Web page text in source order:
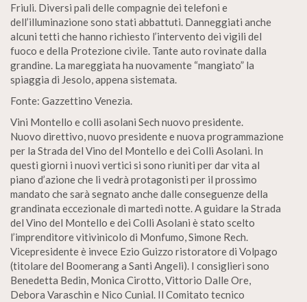
Friuli. Diversi pali delle compagnie dei telefoni e
dell’illuminazione sono stati abbattuti. Danneggiati anche
alcuni tetti che hanno richiesto l’intervento dei vigili del
fuoco e della Protezione civile. Tante auto rovinate dalla
grandine. La mareggiata ha nuovamente “mangiato” la
spiaggia di Jesolo, appena sistemata.
Fonte: Gazzettino Venezia.
Vini Montello e colli asolani Sech nuovo presidente.
Nuovo direttivo, nuovo presidente e nuova programmazione
per la Strada del Vino del Montello e dei Colli Asolani. In
questi giorni i nuovi vertici si sono riuniti per dar vita al
piano d’azione che li vedrà protagonisti per il prossimo
mandato che sarà segnato anche dalle conseguenze della
grandinata eccezionale di martedì notte. A guidare la Strada
del Vino del Montello e dei Colli Asolani è stato scelto
l’imprenditore vitivinicolo di Monfumo, Simone Rech.
Vicepresidente è invece Ezio Guizzo ristoratore di Volpago
(titolare del Boomerang a Santi Angeli). I consiglieri sono
Benedetta Bedin, Monica Cirotto, Vittorio Dalle Ore,
Debora Varaschin e Nico Cunial. Il Comitato tecnico